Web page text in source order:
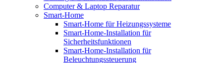
Computer & Laptop Reparatur
Smart-Home
Smart-Home für Heizungssysteme
Smart-Home-Installation für
Sicherheitsfunktionen
Smart-Home-Installation für
Beleuchtungssteuerung